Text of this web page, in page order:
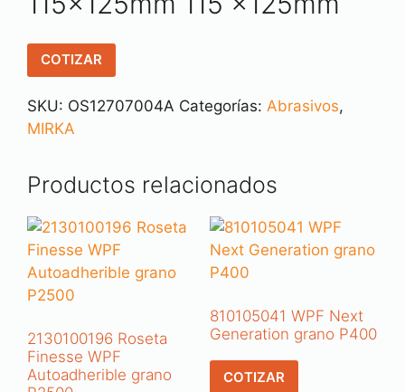
COTIZAR
SKU: OS12707004A Categorías: Abrasivos,
MIRKA
Productos relacionados
2130100196 Roseta
Finesse WPF
Autoadherible grano
810105041 WPF Next
Generation grano P400
COTIZAR